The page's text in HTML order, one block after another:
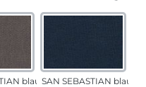
blau-sand
SAN SEBASTIAN blau